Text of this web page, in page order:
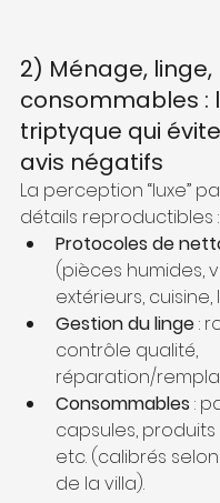
2) Ménage, linge,
consommables :
triptyque qui
avis négatifs
La perception “luxe”
détails reproductibles :
Protocoles de
(pièces humides,
extérieurs, cuisine,
Gestion du linge :
contrôle qualité,
réparation/
Consommables :
capsules, produits
etc. (calibrés
de la villa).